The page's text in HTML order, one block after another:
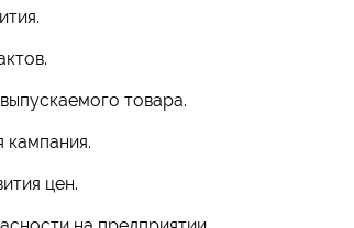
товара.
кампания.
цен.